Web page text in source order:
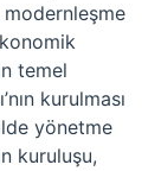
modernleşme
temel
kurulması
yönetme
kuruluşu,